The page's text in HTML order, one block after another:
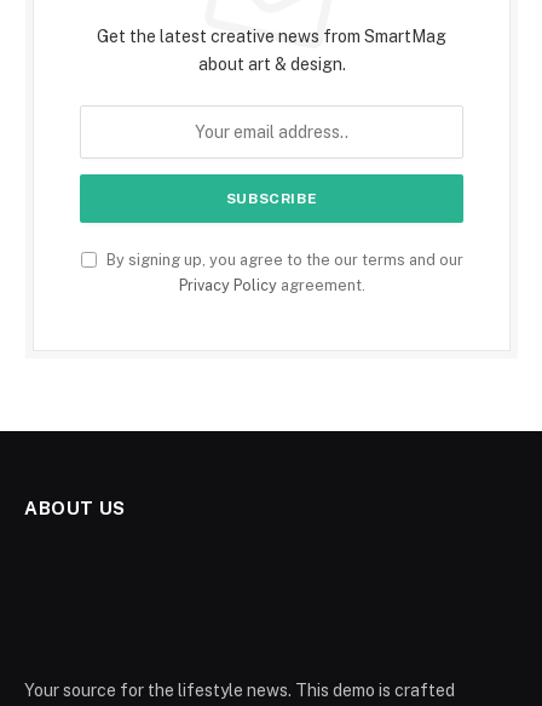
Get the latest creative news from SmartMag
about art & design.
By signing up, you agree to the our terms and our
Privacy Policyagreement.
ABOUT US
Your source for the lifestyle news. This demo is crafted